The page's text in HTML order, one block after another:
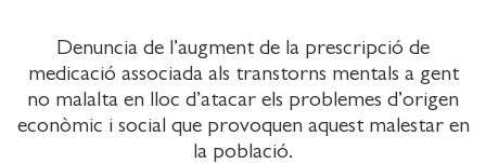
Denuncia de l’augment de la prescripció de
medicació associada als transtorns mentals a gent
no malalta en lloc d’atacar els problemes d’origen
econòmic i social que provoquen aquest malestar en
la població.